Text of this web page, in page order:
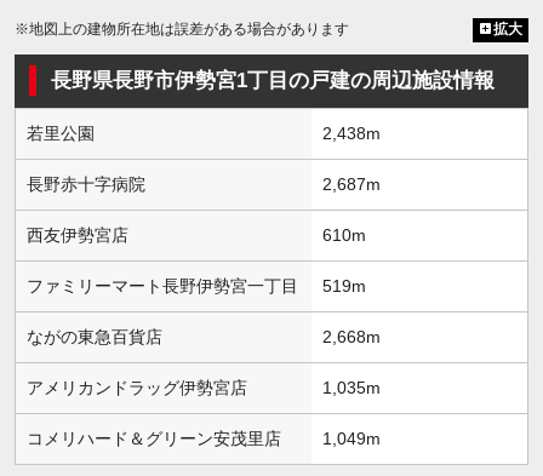
※地図上の建物所在地は誤差がある場合があります 拡大
長野県長野市伊勢宮1丁目の戸建の周辺施設情報
若里公園 2,438m
長野赤十字病院 2,687m
西友伊勢宮店 610m
ファミリーマート長野伊勢宮一丁目 519m
ながの東急百貨店 2,668m
アメリカンドラッグ伊勢宮店 1,035m
コメリハード＆グリーン安茂里店 1,049m